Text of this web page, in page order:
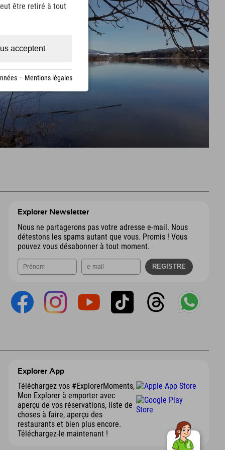
Explorer Newsletter
Nous ne partagerons pas votre adresse e-mail. Nous
détestons les spams autant que vous. Promis ! Vous
pouvez vous désabonner à tout moment.
Explorer App
Téléchargez vos #ExplorerMoments,
Mon Explorer à emporter avec
aperçu de vos réservations, liste de
choses à faire, aperçu des
restaurants et bien plus encore.
Téléchargez-le maintenant !
être retiré à tout
acceptent
· Mentions légales